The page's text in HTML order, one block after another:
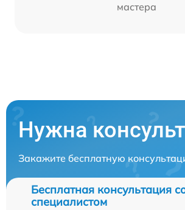
мастера
Нужна
Закажите бесплатную
Бесплатная консультация
специалистом